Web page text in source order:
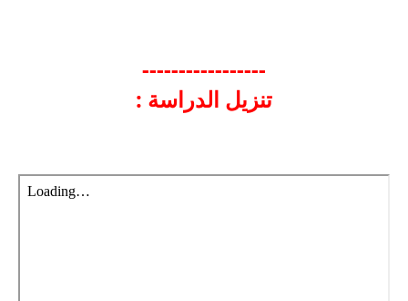
-----------------
تنزيل الدراسة :